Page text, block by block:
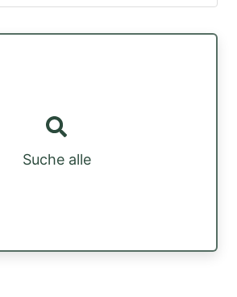
Suche alle